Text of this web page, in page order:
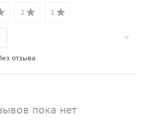
2 1
отзыва
пока нет